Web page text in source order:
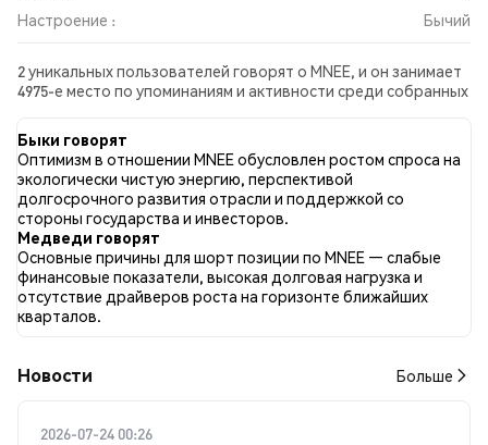
Настроение :
Бычий
2 уникальных пользователей говорят о MNEE, и он занимает
4975-е место по упоминаниям и активности среди собранных
во всех социальных сетях было Бычий. Всего было
опубликовано 0 новостных статей о MNEE. В Twitter 0.00%
твитов имели бычий настрой по сравнению с 0.00% твитов с
медвежьим настроем по MNEE. 100.00% твитов были
нейтральными по отношению к MNEE. Эти данные основаны
на 1 твитах.
Быки говорят
Оптимизм в отношении MNEE обусловлен ростом спроса на
экологически чистую энергию, перспективой
долгосрочного развития отрасли и поддержкой со
стороны государства и инвесторов.
Медведи говорят
Основные причины для шорт позиции по MNEE — слабые
финансовые показатели, высокая долговая нагрузка и
отсутствие драйверов роста на горизонте ближайших
кварталов.
Новости Больше
2026-07-24 00:26